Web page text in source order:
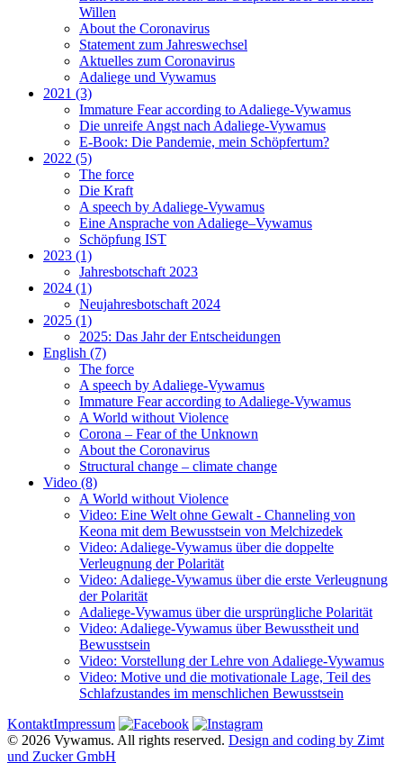
Willen
About the Coronavirus
Statement zum Jahreswechsel
Aktuelles zum Coronavirus
Adaliege und Vywamus
2021 (3)
Immature Fear according to Adaliege-Vywamus
Die unreife Angst nach Adaliege-Vywamus
E-Book: Die Pandemie, mein Schöpfertum?
2022 (5)
The force
Die Kraft
A speech by Adaliege-Vywamus
Eine Ansprache von Adaliege–Vywamus
Schöpfung IST
2023 (1)
Jahresbotschaft 2023
2024 (1)
Neujahresbotschaft 2024
2025 (1)
2025: Das Jahr der Entscheidungen
English (7)
The force
A speech by Adaliege-Vywamus
Immature Fear according to Adaliege-Vywamus
A World without Violence
Corona – Fear of the Unknown
About the Coronavirus
Structural change – climate change
Video (8)
A World without Violence
Video: Eine Welt ohne Gewalt - Channeling von
Keona mit dem Bewusstsein von Melchizedek
Video: Adaliege-Vywamus über die doppelte
Verleugnung der Polarität
Video: Adaliege-Vywamus über die erste Verleugnung
der Polarität
Adaliege-Vywamus über die ursprüngliche Polarität
Video: Adaliege-Vywamus über Bewusstheit und
Bewusstsein
Video: Vorstellung der Lehre von Adaliege-Vywamus
Video: Motive und die motivationale Lage, Teil des
Schlafzustandes im menschlichen Bewusstsein
KontaktImpressum
© 2026 Vywamus. All rights reserved. Design and coding by Zimt
und Zucker GmbH